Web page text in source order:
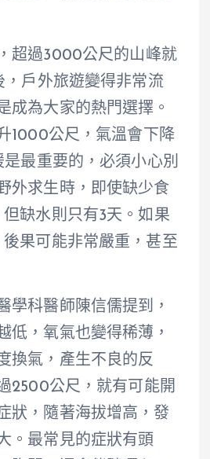
超過3000公尺的山峰就
，戶外旅遊變得非常流
成為大家的熱門選擇。
1000公尺，氣溫會下降
是最重要的，必須小心別
外求生時，即使缺少食
缺水則只有3天。如果
果可能非常嚴重，甚至
學科醫師陳信儒提到，
低，氧氣也變得稀薄，
換氣，產生不良的反
2500公尺，就有可能開
狀，隨著海拔增高，發
。最常見的症狀有頭